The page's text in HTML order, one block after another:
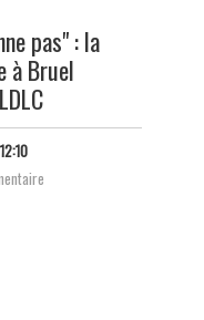
pas" : la
à Bruel